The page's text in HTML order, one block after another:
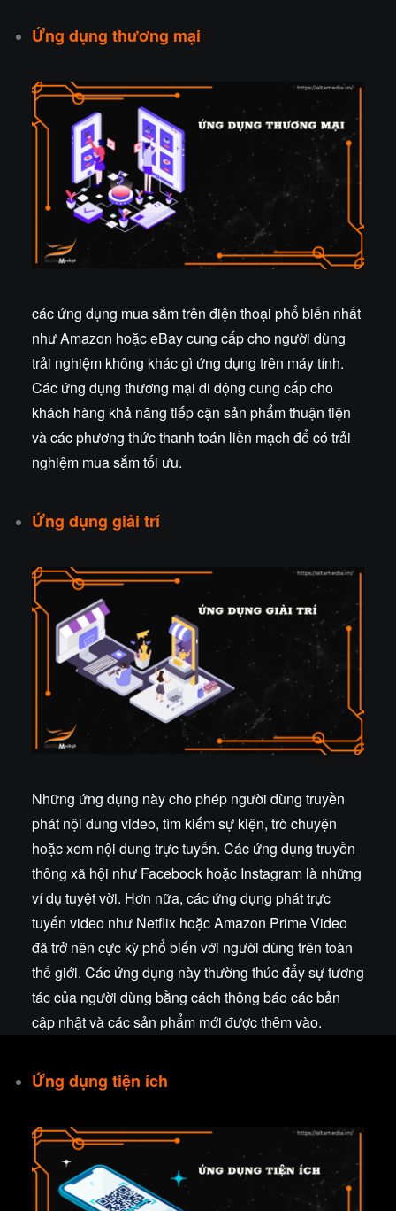
Ứng dụng thương mại
các ứng dụng mua sắm trên điện thoại phổ biến nhất
như Amazon hoặc eBay cung cấp cho người dùng
trải nghiệm không khác gì ứng dụng trên máy tính.
Các ứng dụng thương mại di động cung cấp cho
khách hàng khả năng tiếp cận sản phẩm thuận tiện
và các phương thức thanh toán liền mạch để có trải
nghiệm mua sắm tối ưu.
Ứng dụng giải trí
Những ứng dụng này cho phép người dùng truyền
phát nội dung video, tìm kiếm sự kiện, trò chuyện
hoặc xem nội dung trực tuyến. Các ứng dụng truyền
thông xã hội như Facebook hoặc Instagram là những
ví dụ tuyệt vời. Hơn nữa, các ứng dụng phát trực
tuyến video như Netflix hoặc Amazon Prime Video
đã trở nên cực kỳ phổ biến với người dùng trên toàn
thế giới. Các ứng dụng này thường thúc đẩy sự tương
tác của người dùng bằng cách thông báo các bản
cập nhật và các sản phẩm mới được thêm vào.
Ứng dụng tiện ích